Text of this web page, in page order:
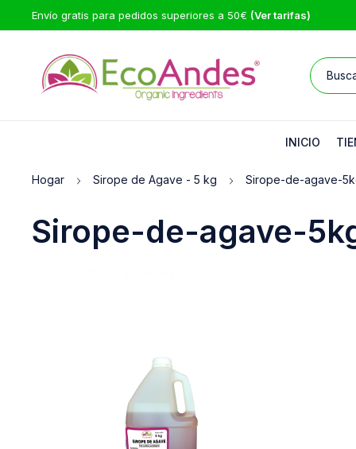
Envío gratis para pedidos superiores a 50€ (Ver tarifas)
INICIO
Hogar Sirope de Agave - 5 kg Sirope-de-agave-
Sirope-de-agave-